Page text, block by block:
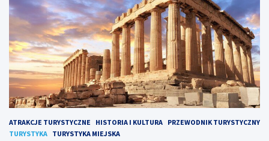
ATRAKCJE TURYSTYCZNE HISTORIA I KULTURA PRZEWODNIK TURYSTYCZNY
TURYSTYKA TURYSTYKA MIEJSKA